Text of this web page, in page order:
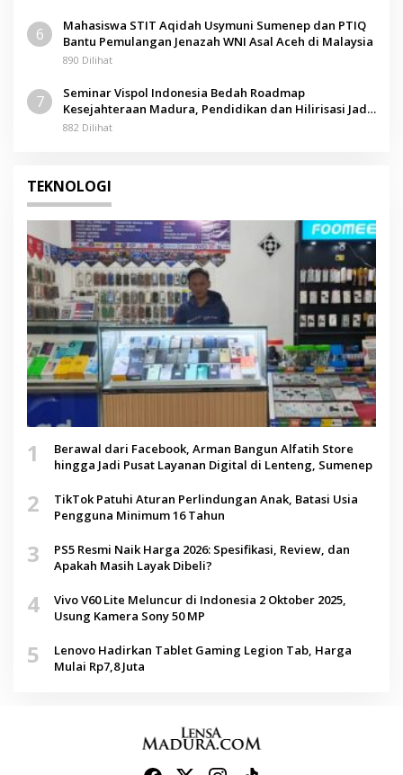
6
Mahasiswa STIT Aqidah Usymuni Sumenep dan PTIQ
Bantu Pemulangan Jenazah WNI Asal Aceh di Malaysia
890 Dilihat
7
Seminar Vispol Indonesia Bedah Roadmap
Kesejahteraan Madura, Pendidikan dan Hilirisasi Jadi
Kunci
882 Dilihat
TEKNOLOGI
1
Berawal dari Facebook, Arman Bangun Alfatih Store
hingga Jadi Pusat Layanan Digital di Lenteng, Sumenep
2
TikTok Patuhi Aturan Perlindungan Anak, Batasi Usia
Pengguna Minimum 16 Tahun
3
PS5 Resmi Naik Harga 2026: Spesifikasi, Review, dan
Apakah Masih Layak Dibeli?
4
Vivo V60 Lite Meluncur di Indonesia 2 Oktober 2025,
Usung Kamera Sony 50 MP
5
Lenovo Hadirkan Tablet Gaming Legion Tab, Harga
Mulai Rp7,8 Juta